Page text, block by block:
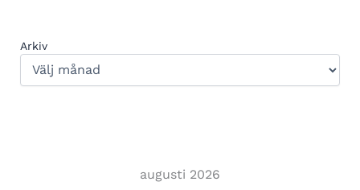
Arkiv
augusti 2026